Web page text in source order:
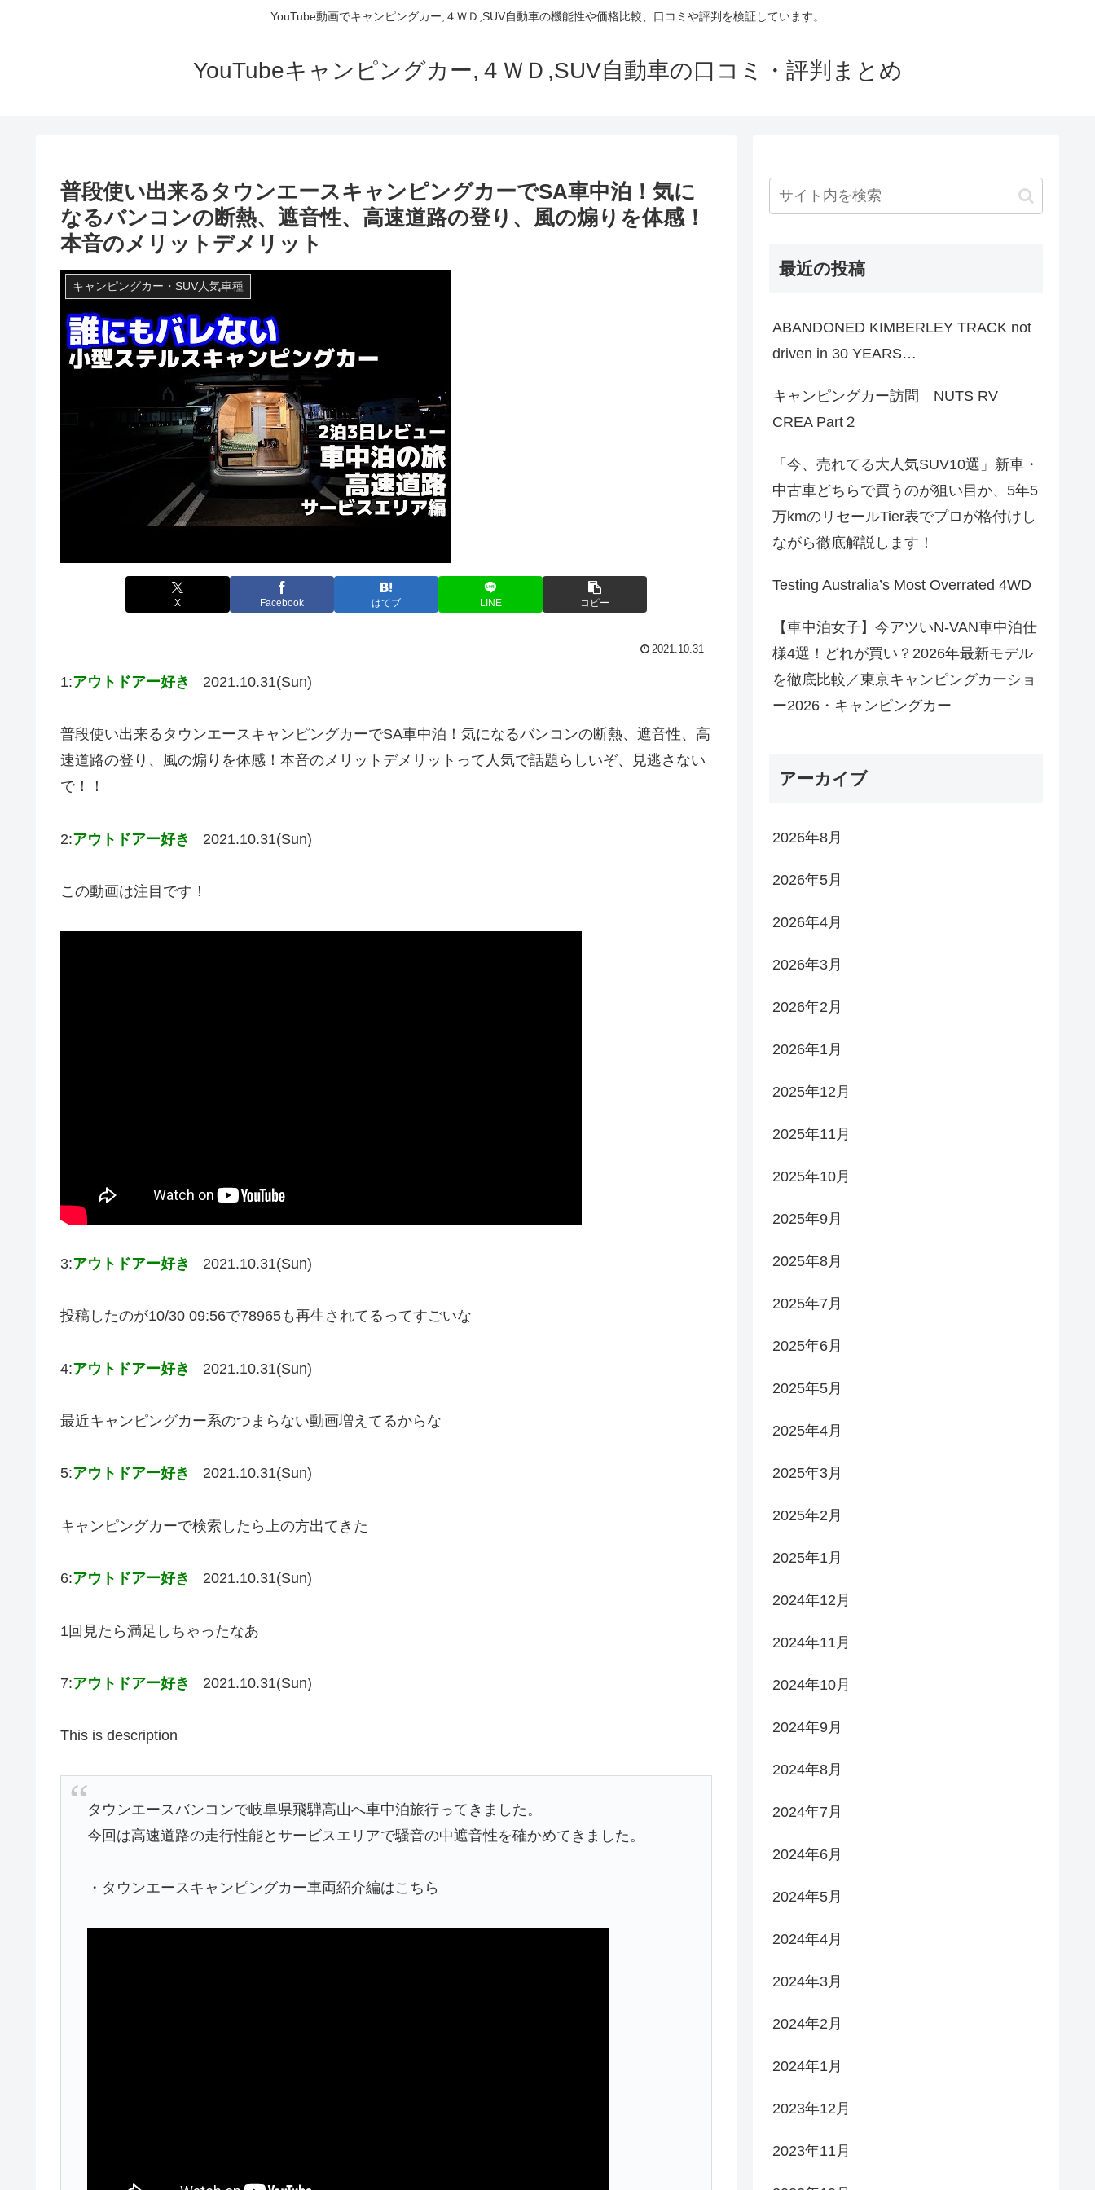
YouTube動画でキャンピングカー,４ＷＤ,SUV自動車の機能性や価格比較、口コミや評判を検証しています。
YouTubeキャンピングカー,４ＷＤ,SUV自動車の口コミ・評判まとめ
普段使い出来るタウンエースキャンピングカーでSA車中泊！気に
なるバンコンの断熱、遮音性、高速道路の登り、風の煽りを体感！
本音のメリットデメリット
キャンピングカー・SUV人気車種
X Facebook はてブ LINE コピー
2021.10.31
1:アウトドアー好き 2021.10.31(Sun)
普段使い出来るタウンエースキャンピングカーでSA車中泊！気になるバンコンの断熱、遮音性、高
速道路の登り、風の煽りを体感！本音のメリットデメリットって人気で話題らしいぞ、見逃さない
で！！
2:アウトドアー好き 2021.10.31(Sun)
この動画は注目です！
3:アウトドアー好き 2021.10.31(Sun)
投稿したのが10/30 09:56で78965も再生されてるってすごいな
4:アウトドアー好き 2021.10.31(Sun)
最近キャンピングカー系のつまらない動画増えてるからな
5:アウトドアー好き 2021.10.31(Sun)
キャンピングカーで検索したら上の方出てきた
6:アウトドアー好き 2021.10.31(Sun)
1回見たら満足しちゃったなあ
7:アウトドアー好き 2021.10.31(Sun)
This is description
タウンエースバンコンで岐阜県飛騨高山へ車中泊旅行ってきました。
今回は高速道路の走行性能とサービスエリアで騒音の中遮音性を確かめてきました。
・タウンエースキャンピングカー車両紹介編はこちら
最近の投稿
ABANDONED KIMBERLEY TRACK not
driven in 30 YEARS…
キャンピングカー訪問 NUTS RV
CREA Part２
「今、売れてる大人気SUV10選」新車・
中古車どちらで買うのが狙い目か、5年5
万kmのリセールTier表でプロが格付けし
ながら徹底解説します！
Testing Australia’s Most Overrated 4WD
【車中泊女子】今アツいN-VAN車中泊仕
様4選！どれが買い？2026年最新モデル
を徹底比較／東京キャンピングカーショ
ー2026・キャンピングカー
アーカイブ
2026年8月
2026年5月
2026年4月
2026年3月
2026年2月
2026年1月
2025年12月
2025年11月
2025年10月
2025年9月
2025年8月
2025年7月
2025年6月
2025年5月
2025年4月
2025年3月
2025年2月
2025年1月
2024年12月
2024年11月
2024年10月
2024年9月
2024年8月
2024年7月
2024年6月
2024年5月
2024年4月
2024年3月
2024年2月
2024年1月
2023年12月
2023年11月